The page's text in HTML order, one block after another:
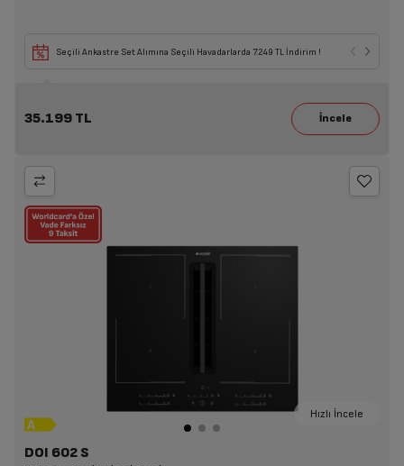
Seçili Ankastre Set Alımına Seçili Havadarlarda 7.249 TL İndirim !
35.199 TL
Hızlı İncele
DOI 602 S